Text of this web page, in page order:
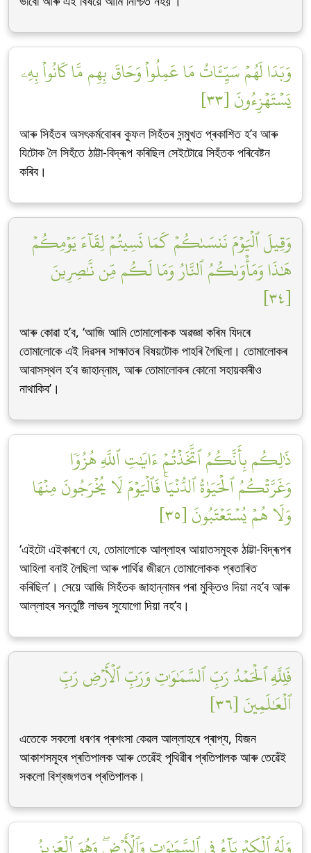
وَبَدَا لَهُمۡ سَيِّـَٔاتُ مَا عَمِلُواْ وَحَاقَ بِهِم مَّا كَانُواْ بِهِۦ
يَسۡتَهۡزِءُونَ [٣٣]
আৰু সিহঁতৰ অসৎকৰ্মবোৰৰ কুফল সিহঁতৰ সন্মুখত প্ৰকাশিত হ’ব আৰু
যিটোক লৈ সিহঁতে ঠাট্টা-বিদ্ৰূপ কৰিছিল সেইটোৱে সিহঁতক পৰিবেষ্টন
কৰিব।
وَقِيلَ ٱلۡيَوۡمَ نَنسَىٰكُمۡ كَمَا نَسِيتُمۡ لِقَآءَ يَوۡمِكُمۡ
هَٰذَا وَمَأۡوَىٰكُمُ ٱلنَّارُ وَمَا لَكُم مِّن نَّٰصِرِينَ
[٣٤]
আৰু কোৱা হ’ব, ‘আজি আমি তোমালোকক অৱজ্ঞা কৰিম যিদৰে
তোমালোকে এই দিৱসৰ সাক্ষাতৰ বিষয়টোক পাহৰি গৈছিলা। তোমালোকৰ
আবাসস্থল হ’ব জাহান্নাম, আৰু তোমালোকৰ কোনো সহায়কাৰীও
নাথাকিব’।
ذَٰلِكُم بِأَنَّكُمُ ٱتَّخَذۡتُمۡ ءَايَٰتِ ٱللَّهِ هُزُوٗا
وَغَرَّتۡكُمُ ٱلۡحَيَوٰةُ ٱلدُّنۡيَاۚ فَٱلۡيَوۡمَ لَا يُخۡرَجُونَ مِنۡهَا
وَلَا هُمۡ يُسۡتَعۡتَبُونَ [٣٥]
‘এইটো এইকাৰণে যে, তোমালোকে আল্লাহৰ আয়াতসমূহক ঠাট্টা-বিদ্ৰূপৰ
আহিলা বনাই লৈছিলা আৰু পাৰ্থিৱ জীৱনে তোমালোকক প্ৰতাৰিত
কৰিছিল’। সেয়ে আজি সিহঁতক জাহান্নামৰ পৰা মুক্তিও দিয়া নহ’ব আৰু
আল্লাহৰ সন্তুষ্টি লাভৰ সুযোগো দিয়া নহ’ব।
فَلِلَّهِ ٱلۡحَمۡدُ رَبِّ ٱلسَّمَٰوَٰتِ وَرَبِّ ٱلۡأَرۡضِ رَبِّ
ٱلۡعَٰلَمِينَ [٣٦]
এতেকে সকলো ধৰণৰ প্ৰশংসা কেৱল আল্লাহৰে প্ৰাপ্য, যিজন
আকাশসমূহৰ প্ৰতিপালক আৰু তেৱেঁই পৃথিৱীৰ প্ৰতিপালক আৰু তেৱেঁই
সকলো বিশ্বজগতৰ প্ৰতিপালক।